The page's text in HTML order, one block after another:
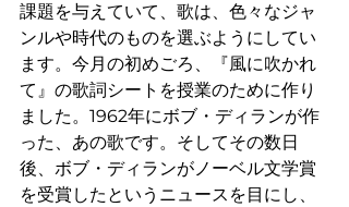
課題を与えていて、歌は、色々なジャ
ンルや時代のものを選ぶようにしてい
ます。今月の初めごろ、『風に吹かれ
て』の歌詞シートを授業のために作り
ました。1962年にボブ・ディランが作
った、あの歌です。そしてその数日
後、ボブ・ディランがノーベル文学賞
を受賞したというニュースを目にし、